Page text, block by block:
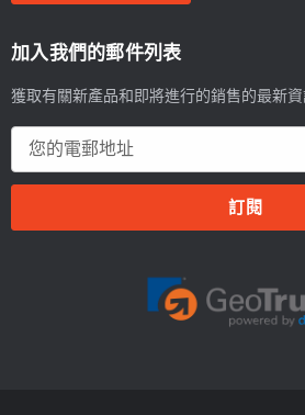
加入我們的郵件列表
獲取有關新產品和即將進行的銷售的最新資
郵